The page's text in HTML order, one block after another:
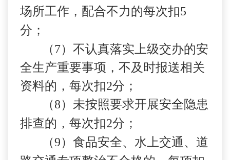
场所工作，配合不力的每次扣5
分；
（7）不认真落实上级交办的安
全生产重要事项，不及时报送相关
资料的，每次扣2分；
（8）未按照要求开展安全隐患
排查的，每次扣2分；
（9）食品安全、水上交通、道